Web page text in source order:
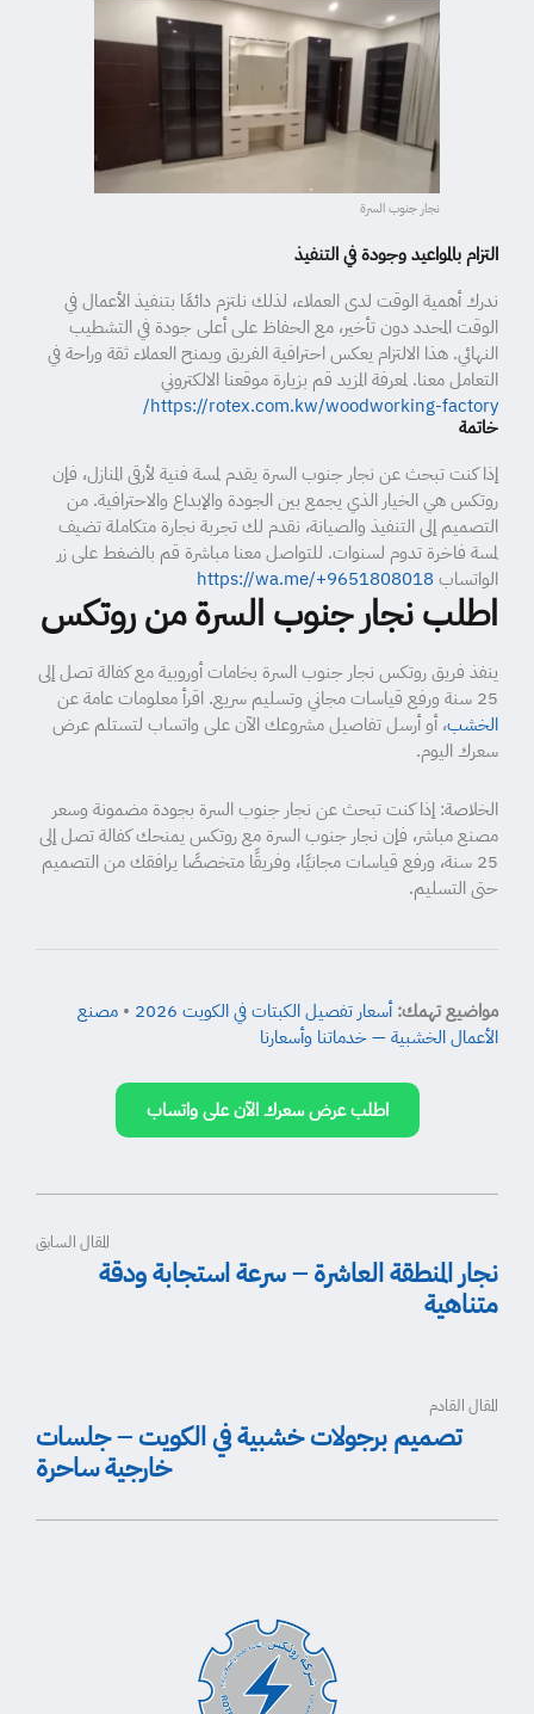
نجار جنوب السرة
التزام بالمواعيد وجودة في التنفيذ
ندرك أهمية الوقت لدى العملاء، لذلك نلتزم دائمًا بتنفيذ الأعمال في
الوقت المحدد دون تأخير، مع الحفاظ على أعلى جودة في التشطيب
النهائي. هذا الالتزام يعكس احترافية الفريق ويمنح العملاء ثقة وراحة في
التعامل معنا. لمعرفة المزيد قم بزيارة موقعنا الالكتروني
https://rotex.com.kw/woodworking-factory/
خاتمة
إذا كنت تبحث عن نجار جنوب السرة يقدم لمسة فنية لأرقى المنازل، فإن
روتكس هي الخيار الذي يجمع بين الجودة والإبداع والاحترافية. من
التصميم إلى التنفيذ والصيانة، نقدم لك تجربة نجارة متكاملة تضيف
لمسة فاخرة تدوم لسنوات. للتواصل معنا مباشرة قم بالضغط على زر
الواتساب https://wa.me/+9651808018
اطلب نجار جنوب السرة من روتكس
ينفذ فريق روتكس نجار جنوب السرة بخامات أوروبية مع كفالة تصل إلى
25 سنة ورفع قياسات مجاني وتسليم سريع. اقرأ معلومات عامة عن
الخشب، أو أرسل تفاصيل مشروعك الآن على واتساب لتستلم عرض
سعرك اليوم.
الخلاصة: إذا كنت تبحث عن نجار جنوب السرة بجودة مضمونة وسعر
مصنع مباشر، فإن نجار جنوب السرة مع روتكس يمنحك كفالة تصل إلى
25 سنة، ورفع قياسات مجانيًا، وفريقًا متخصصًا يرافقك من التصميم
حتى التسليم.
مواضيع تهمك: أسعار تفصيل الكبتات في الكويت 2026 • مصنع
الأعمال الخشبية — خدماتنا وأسعارنا
اطلب عرض سعرك الآن على واتساب
المقال السابق
نجار المنطقة العاشرة – سرعة استجابة ودقة
متناهية
المقال القادم
تصميم برجولات خشبية في الكويت – جلسات
خارجية ساحرة